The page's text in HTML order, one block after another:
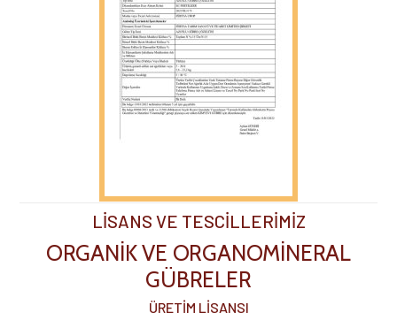
LİSANS VE TESCİLLERİMİZ
ORGANİK VE ORGANOMİNERAL
GÜBRELER
ÜRETİM LİSANSI